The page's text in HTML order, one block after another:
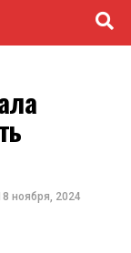
ноября, 2024